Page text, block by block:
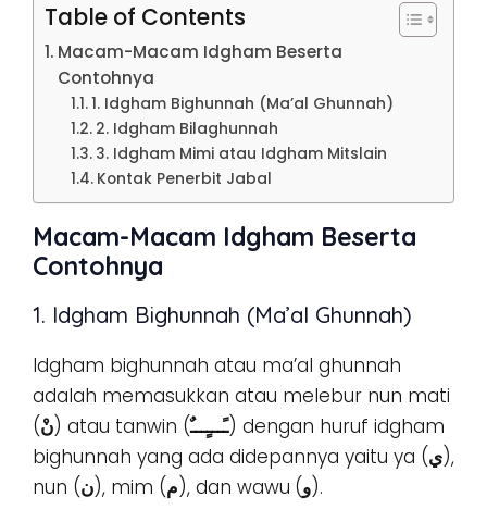
Table of Contents
Macam-Macam Idgham Beserta
Contohnya
1. Idgham Bighunnah (Ma’al Ghunnah)
2. Idgham Bilaghunnah
3. Idgham Mimi atau Idgham Mitslain
Kontak Penerbit Jabal
Macam-Macam Idgham Beserta
Contohnya
1. Idgham Bighunnah (Ma’al Ghunnah)
Idgham bighunnah atau ma’al ghunnah
adalah memasukkan atau melebur nun mati
(نْ) atau tanwin (ـًـــٍـــٌ) dengan huruf idgham
bighunnah yang ada didepannya yaitu ya (ي),
nun (ن), mim (م), dan wawu (و).